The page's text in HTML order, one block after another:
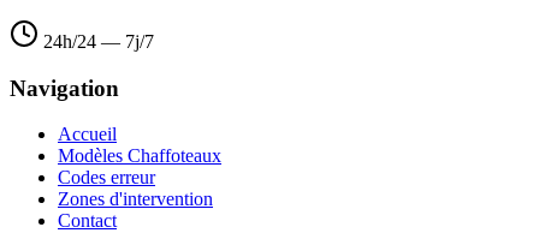
24h/24 — 7j/7
Navigation
Accueil
Modèles Chaffoteaux
Codes erreur
Zones d'intervention
Contact